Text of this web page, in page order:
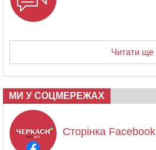
Читати ще
МИ У СОЦМЕРЕЖАХ
Сторінка Facebook